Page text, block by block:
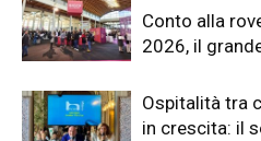
Conto alla
2026, il
Ospitalità tra
in crescita: il